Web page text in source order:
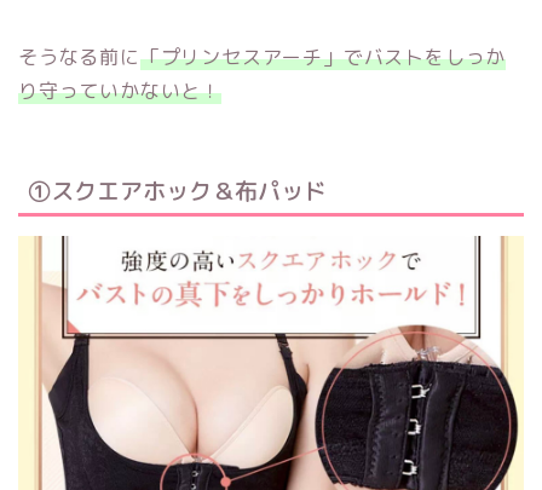
そうなる前に「プリンセスアーチ」でバストをしっか
り守っていかないと！
①スクエアホック＆布パッド